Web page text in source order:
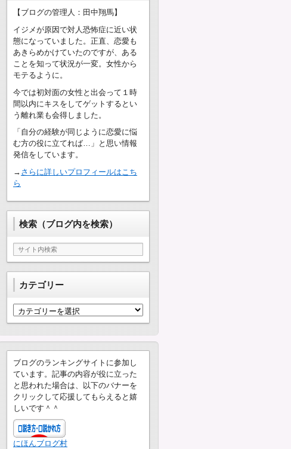
【ブログの管理人：田中翔馬】
イジメが原因で対人恐怖症に近い状
態になっていました。正直、恋愛も
あきらめかけていたのですが、ある
ことを知って状況が一変。女性から
モテるように。
今では初対面の女性と出会って１時
間以内にキスをしてゲットするとい
う離れ業も会得しました。
「自分の経験が同じように恋愛に悩
む方の役に立てれば…」と思い情報
発信をしています。
→ さらに詳しいプロフィールはこち
ら
検索（ブログ内を検索）
カテゴリー
カ
ゴ
リ
ブログのランキングサイトに参加し
ています。記事の内容が役に立った
と思われた場合は、以下のバナーを
クリックして応援してもらえると嬉
しいです＾＾
にほんブログ村